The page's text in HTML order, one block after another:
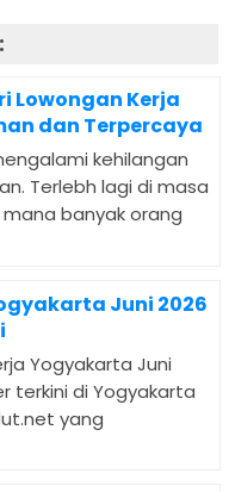
Lowongan Kerja
dan Terpercaya
kehilangan
Terlebh lagi di masa
banyak orang
Juni 2026
Yogyakarta Juni
terkini di Yogyakarta
yang